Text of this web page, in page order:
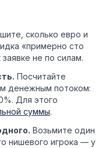
сколько евро и
«примерно сто
не по силам.
Посчитайте
денежным потоком:
Для этого
суммы.
Возьмите один
нишевого игрока — у